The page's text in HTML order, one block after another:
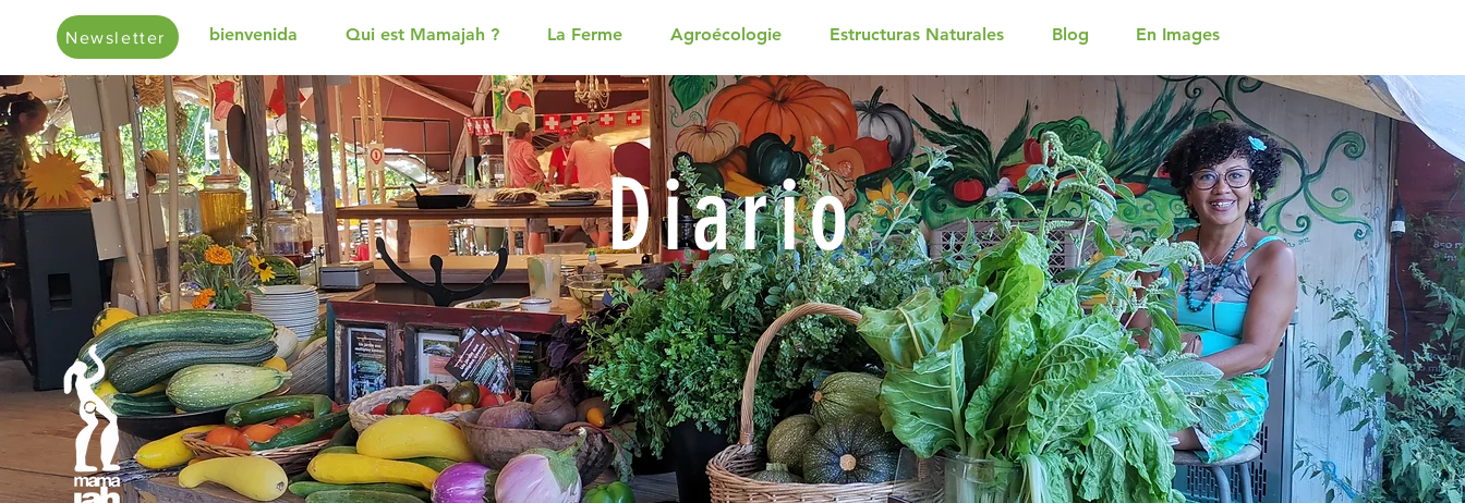
Newsletter bienvenida Qui est Mamajah ? La Ferme Agroécologie Estructuras Naturales Blog En Images
Diario